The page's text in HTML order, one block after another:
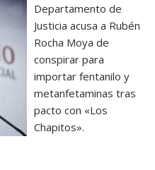
Departamento de
Justicia acusa a Rubén
Rocha Moya de
conspirar para
importar fentanilo y
metanfetaminas tras
pacto con «Los
Chapitos».